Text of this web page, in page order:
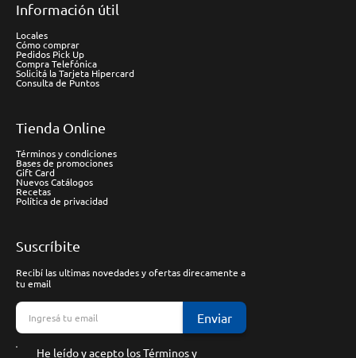
Información útil
Locales
Cómo comprar
Pedidos Pick Up
Compra Telefónica
Solicitá la Tarjeta Hipercard
Consulta de Puntos
Tienda Online
Términos y condiciones
Bases de promociones
Gift Card
Nuevos Catálogos
Recetas
Política de privacidad
Suscríbite
Recibí las ultimas novedades y ofertas direcamente a
tu email
Enviar
He leído y acepto losTérminos y